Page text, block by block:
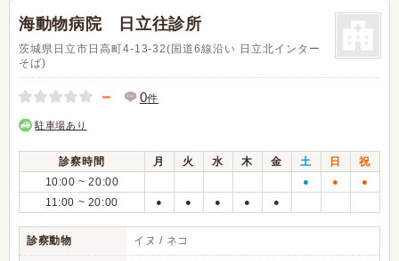
海動物病院 日立往診所
茨城県日立市日高町4-13-32(国道6線沿い 日立北インター
そば)
－ 0件
駐車場あり
診察時間 月 火 水 木 金 土 日
祝
10:00 ~ 20:00
● ● ●
11:00 ~ 20:00 ● ● ● ● ●
診察動物 イヌ / ネコ